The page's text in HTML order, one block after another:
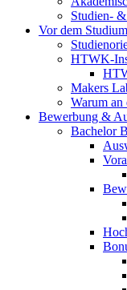
Studien-
Vor dem Studium
HTWK-
Makers
Warum
Bewerbung &
Bachelor